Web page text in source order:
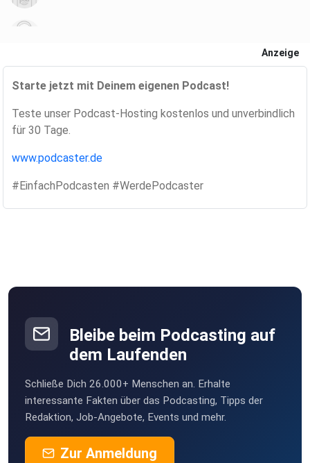
xvboxmai
Anzeige
Starte jetzt mit Deinem eigenen Podcast!
Teste unser Podcast-Hosting kostenlos und unverbindlich
für 30 Tage.
www.podcaster.de
#EinfachPodcasten #WerdePodcaster
Bleibe beim Podcasting auf
dem Laufenden
Schließe Dich 26.000+ Menschen an. Erhalte
interessante Fakten über das Podcasting, Tipps der
Redaktion, Job-Angebote, Events und mehr.
Zur Anmeldung